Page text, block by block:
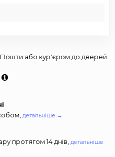
Пошти або кур'єром до дверей
детальніше →
протягом 14 днів, детальніше